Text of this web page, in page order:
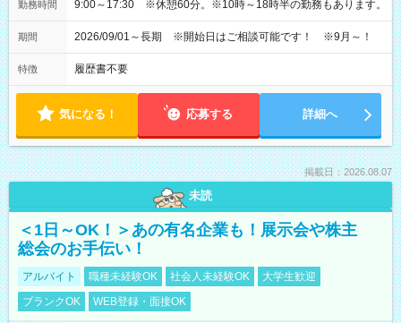
勤務時間 9:00～17:30 ※休憩60分。※10時～18時半の勤務もあります。
期間 2026/09/01～長期 ※開始日はご相談可能です！ ※9月～！
特徴 履歴書不要
気になる！ 応募する 詳細へ
掲載日：2026.08.07
未読
＜1日～OK！＞あの有名企業も！展示会や株主
総会のお手伝い！
アルバイト 職種未経験OK 社会人未経験OK
大学生歓迎
ブランクOK
WEB登録・面接OK